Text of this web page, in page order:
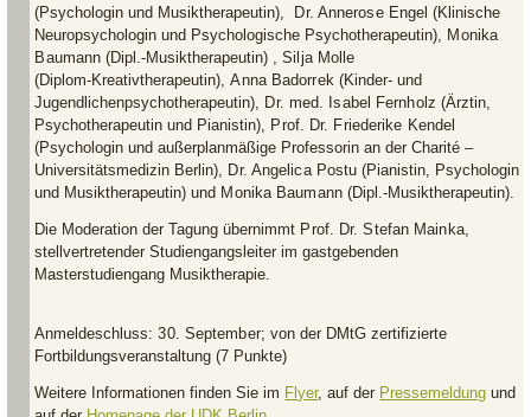
(Psychologin und Musiktherapeutin),
Dr. Annerose Engel (Klinische
Neuropsychologin und Psychologische Psychotherapeutin), Monika
Baumann(Dipl.-Musiktherapeutin) ,Silja Molle
(Diplom‑Kreativtherapeutin),Anna Badorrek(Kinder- und
Jugendlichenpsychotherapeutin), Dr. med. Isabel Fernholz (Ärztin,
Psychotherapeutin und Pianistin), Prof. Dr. Friederike Kendel
(Psychologin und außerplanmäßige Professorin an der Charité –
Universitätsmedizin Berlin), Dr. Angelica Postu (Pianistin, Psychologin
und Musiktherapeutin) und Monika Baumann(Dipl.-Musiktherapeutin).
Die Moderation der Tagung übernimmt Prof. Dr. Stefan Mainka,
stellvertretender Studiengangsleiter im gastgebenden
Masterstudiengang Musiktherapie.
Anmeldeschluss:30. September; von der DMtG zertifizierte
Fortbildungsveranstaltung (7 Punkte)
Weitere Informationen finden Sie im Flyer, auf der Pressemeldung und